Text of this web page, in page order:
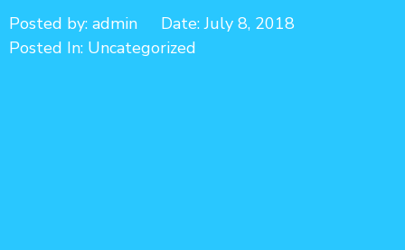
Posted by: admin Date: July 8, 2018
Posted In: Uncategorized